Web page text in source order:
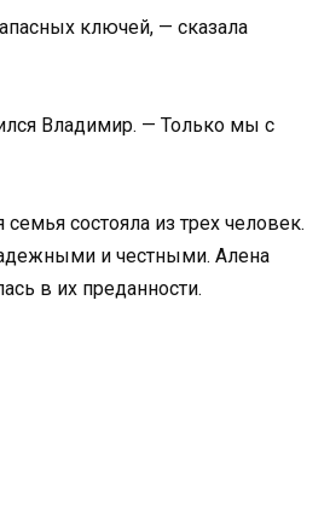
ключей, — сказала
Владимир. — Только мы с
состояла из трех человек.
и честными. Алена
в их преданности.